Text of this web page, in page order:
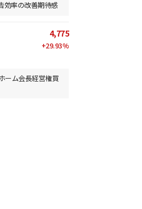
効率の改善期待感
4,775
+29.93%
ーム会長経営権買